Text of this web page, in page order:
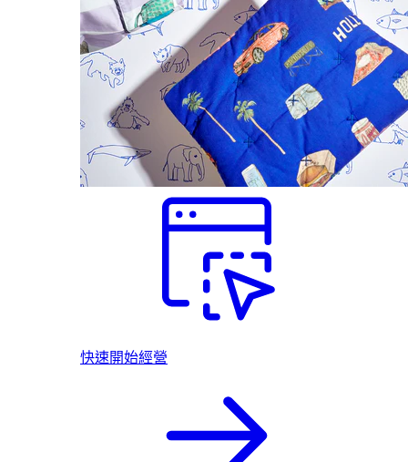
快速開始經營